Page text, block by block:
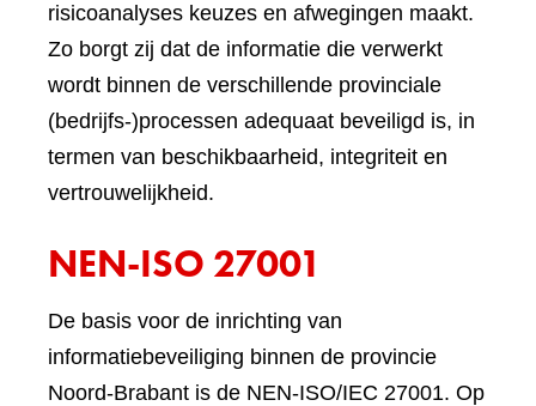
risicoanalyses keuzes en afwegingen maakt.
Zo borgt zij dat de informatie die verwerkt
wordt binnen de verschillende provinciale
(bedrijfs-)processen adequaat beveiligd is, in
termen van beschikbaarheid, integriteit en
vertrouwelijkheid.
NEN-ISO 27001
De basis voor de inrichting van
informatiebeveiliging binnen de provincie
Noord-Brabant is de NEN-ISO/IEC 27001. Op